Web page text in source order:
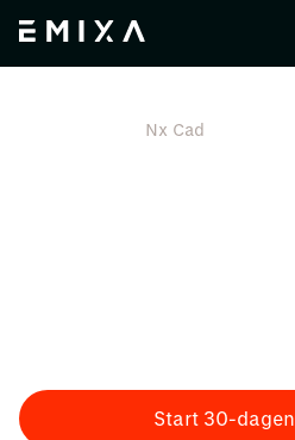
Nx Cad
Start 30-